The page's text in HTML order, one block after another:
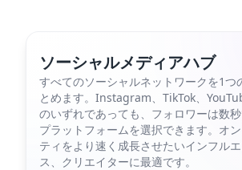
ソーシャルメディアハブ
すべてのソーシャルネットワークを1つ
とめます。Instagram、TikTok、
のいずれであっても、フォロワーは数
プラットフォームを選択できます。オ
ティをより速く成長させたいインフル
ス、クリエイターに最適です。